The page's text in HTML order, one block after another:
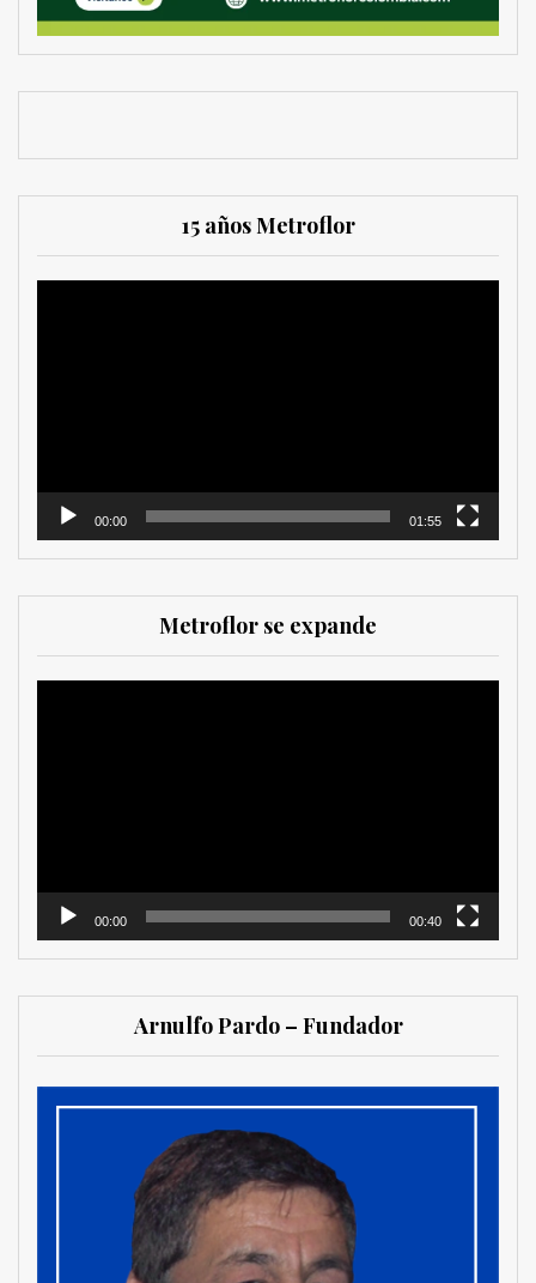
15 años Metroflor
00:00 01:55
Metroflor se expande
00:00 00:40
Arnulfo Pardo – Fundador